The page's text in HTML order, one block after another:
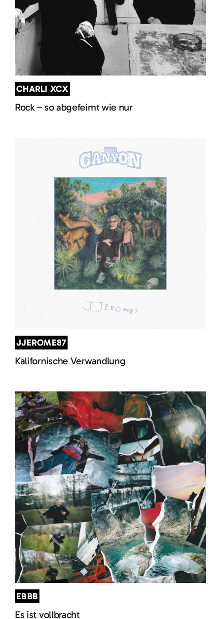
CHARLI XCX
Rock – so abgefeimt wie nur
JJEROME87
Kalifornische Verwandlung
EBBB
Es ist vollbracht